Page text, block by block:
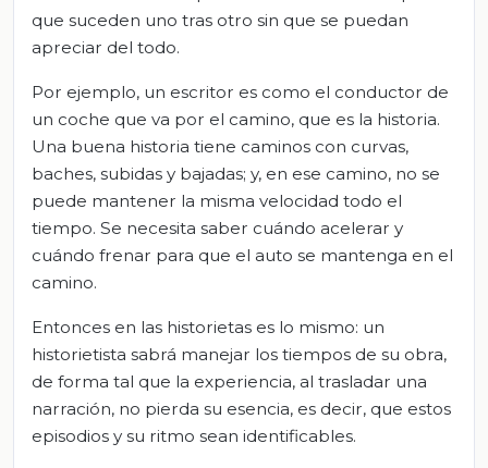
que suceden uno tras otro sin que se puedan
apreciar del todo.
Por ejemplo, un escritor es como el conductor de
un coche que va por el camino, que es la historia.
Una buena historia tiene caminos con curvas,
baches, subidas y bajadas; y, en ese camino, no se
puede mantener la misma velocidad todo el
tiempo. Se necesita saber cuándo acelerar y
cuándo frenar para que el auto se mantenga en el
camino.
Entonces en las historietas es lo mismo: un
historietista sabrá manejar los tiempos de su obra,
de forma tal que la experiencia, al trasladar una
narración, no pierda su esencia, es decir, que estos
episodios y su ritmo sean identificables.